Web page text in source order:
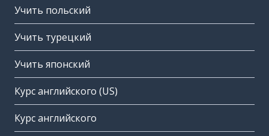
Учить польский
Учить турецкий
Учить японский
Курс английского (US)
Курс английского